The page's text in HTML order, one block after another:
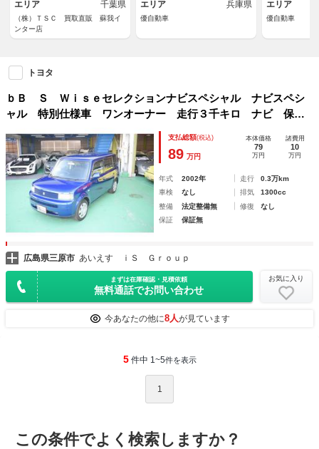
エリア 千葉県
（株）ＴＳＣ 買取直販 蘇我イ
ンター店
エリア 兵庫県
優自動車
エリア
優自動車
トヨタ
ｂＢ Ｓ Ｗｉｓｅセレクションナビスペシャル ナビスペシ
ャル 特別仕様車 ワンオーナー 走行３千キロ ナビ 保証
支払総額(税込)
89 万円
本体価格
79
万円
諸費用
10
万円
年式 2002年 走行
0.3万km
車検
なし 排気
1300cc
整備
法定整備無 修復
なし
保証
保証無
広島県三原市 あいえす ｉＳ Ｇｒｏｕｐ
まずは在庫確認・見積依頼
無料通話でお問い合わせ
お気に入り
今あなたの他に8人が見ています
5 件中 1~5件を表示
1
この条件でよく検索しますか？